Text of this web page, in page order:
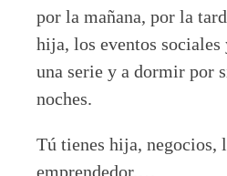
por la mañana, por la
hija, los eventos sociales
una serie y a dormir por
noches.
Tú tienes hija, negocios,
emprendedor,…